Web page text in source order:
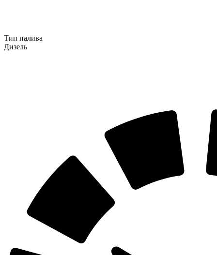
Тип палива
Дизель